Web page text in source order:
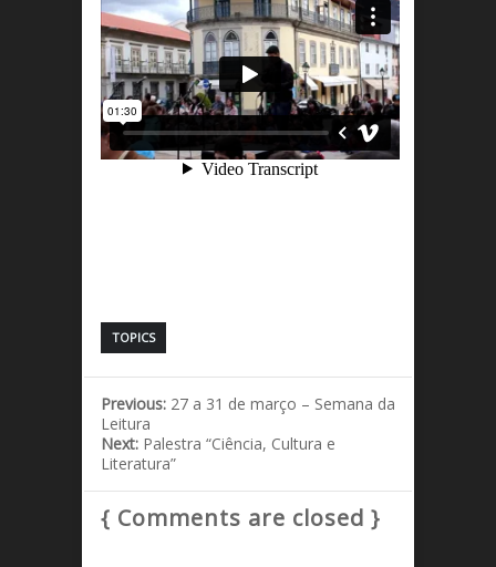
TOPICS
Previous: 27 a 31 de março – Semana da
Leitura
Next: Palestra “Ciência, Cultura e
Literatura”
{ Comments are closed }